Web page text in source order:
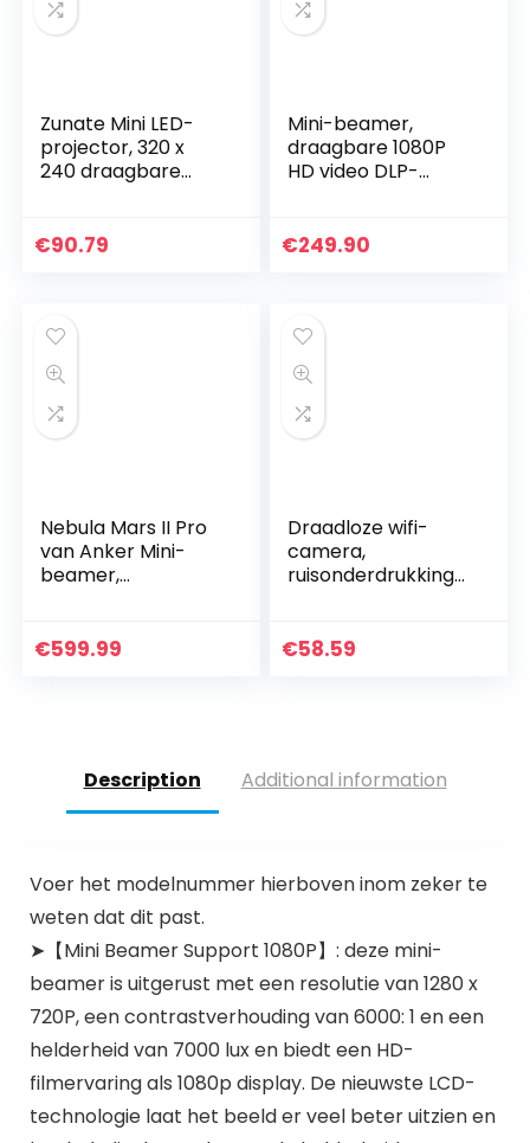
Zunate Mini LED-
projector, 320 x
240 draagbare
voor videofilm,
€90.79
Mini-beamer,
draagbare 1080P
HD video DLP-
touchpad, WiFi,
€249.90
Nebula Mars II Pro
van Anker Mini-
beamer,
beeldkwaliteit,
€599.99
Draadloze wifi-
camera,
ruisonderdrukkings
ip-camera(100-
€58.59
Description Additional information
Voer het modelnummer hierboven inom zeker te
weten dat dit past.
➤【Mini Beamer Support 1080P】: deze mini-
beamer is uitgerust met een resolutie van 1280 x
720P, een contrastverhouding van 6000: 1 en een
helderheid van 7000 lux en biedt een HD-
filmervaring als 1080p display. De nieuwste LCD-
technologie laat het beeld er veel beter uitzien en